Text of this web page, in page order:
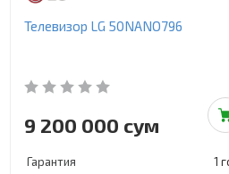
Телевизор LG 50NANO796
9 200 000 сум
Гарантия 1